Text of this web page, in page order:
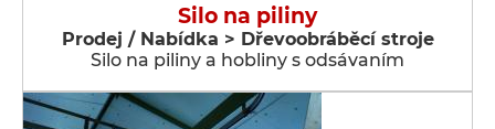
Silo na piliny
Prodej / Nabídka > Dřevoobráběcí stroje
Silo na piliny a hobliny s odsávaním